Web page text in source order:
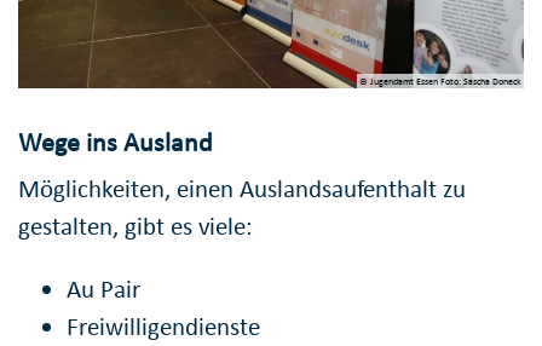
© Jugendamt Essen Foto: Sascha Doneck
Wege ins Ausland
Möglichkeiten, einen Auslandsaufenthalt zu
gestalten, gibt es viele:
Au Pair
Freiwilligendienste